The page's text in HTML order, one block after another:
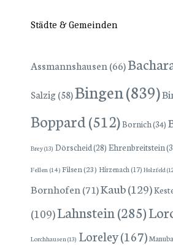
Städte & Gemeinden
Assmannshausen (66)
Salzig(58)Bingen(839)
Boppard (512)Bornich(34)
Brey(13) Dörscheid(28) Ehrenbreitstein
Fellen (14) Filsen(23) Hirzenach (17) Holzfeld
Bornhofen (71)Kaub(129)
(109)Lahnstein(285)
Lorchhausen (13) Loreley(167)